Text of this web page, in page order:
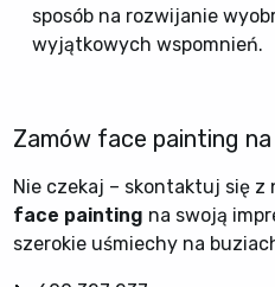
sposób na rozwijanie
wyjątkowych wspomnień.
Zamów face painting
Nie czekaj – skontaktuj się z
face painting na swoją
szerokie uśmiechy na